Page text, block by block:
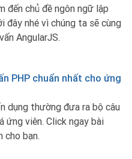
đến chủ đề ngôn ngữ lập
đây nhé vì chúng ta sẽ cùng
AngularJS.
PHP chuẩn nhất cho ứng
dụng thường đưa ra bộ câu
ứng viên. Click ngay bài
cho bạn.